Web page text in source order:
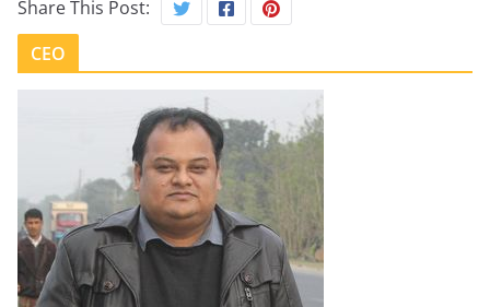
Share This Post:
CEO